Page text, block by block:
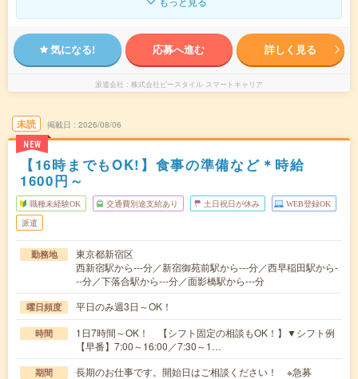
気になる! 応募へ進む 詳しく見る
派遣会社 株式会社ビースタイル スマートキャリア
未読
NEW
掲載日 2026/08/06
【16時までもOK!】食事の準備など＊時給
1600円～
職種未経験OK 交通費別途支給あり 土日祝日が休み WEB登録OK
派遣
勤務地
東京都新宿区
西新宿駅から---分／新宿御苑前駅から---分／西早稲田駅から-
--分／下落合駅から---分／面影橋駅から---分
曜日頻度 平日のみ週3日～OK！
時間
1日7時間～OK！ 【シフト固定の相談もOK！】▼シフト例
【早番】7:00～16:00／7:30～1…
期間 長期のお仕事です。開始日はご相談ください！ ※急募